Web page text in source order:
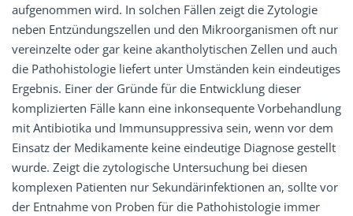
aufgenommen wird. In solchen Fällen zeigt die Zytologie
neben Entzündungszellen und den Mikroorganismen oft nur
vereinzelte oder gar keine akantholytischen Zellen und auch
die Pathohistologie liefert unter Umständen kein eindeutiges
Ergebnis. Einer der Gründe für die Entwicklung dieser
komplizierten Fälle kann eine inkonsequente Vorbehandlung
mit Antibiotika und Immunsuppressiva sein, wenn vor dem
Einsatz der Medikamente keine eindeutige Diagnose gestellt
wurde. Zeigt die zytologische Untersuchung bei diesen
komplexen Patienten nur Sekundärinfektionen an, sollte vor
der Entnahme von Proben für die Pathohistologie immer